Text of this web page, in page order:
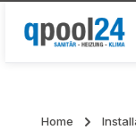
Ga naar de
Home